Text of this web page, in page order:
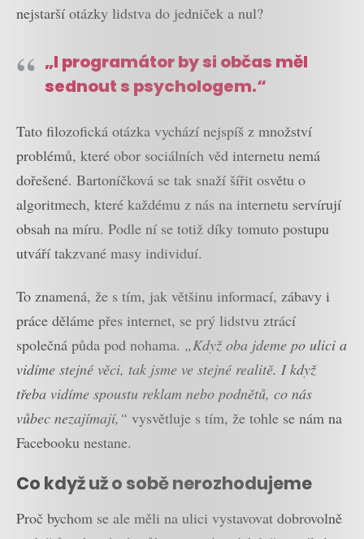
nejstarší otázky lidstva do jedniček a nul?
„I programátor by si občas měl
sednout s psychologem.“
Tato filozofická otázka vychází nejspíš z množství
problémů, které obor sociálních věd internetu nemá
dořešené. Bartoníčková se tak snaží šířit osvětu o
algoritmech, které každému z nás na internetu servírují
obsah na míru. Podle ní se totiž díky tomuto postupu
utváří takzvané masy individuí.
To znamená, že s tím, jak většinu informací, zábavy i
práce děláme přes internet, se prý lidstvu ztrácí
společná půda pod nohama. „Když oba jdeme po ulici a
vidíme stejné věci, tak jsme ve stejné realitě. I když
třeba vidíme spoustu reklam nebo podnětů, co nás
vůbec nezajímají,“ vysvětluje s tím, že tohle se nám na
Facebooku nestane.
Co když už o sobě nerozhodujeme
Proč bychom se ale měli na ulici vystavovat dobrovolně